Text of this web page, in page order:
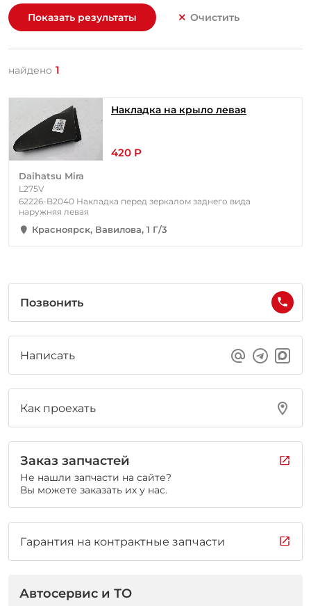
Показать результаты Очистить
найдено 1
Накладка на крыло левая
420 Р
Daihatsu Mira
L275V
62226-B2040 Накладка перед зеркалом заднего вида
наружняя левая
Красноярск, Вавилова, 1 Г/3
Позвонить
Написать
Как проехать
Заказ запчастей
Не нашли запчасти на сайте?
Вы можете заказать их у нас.
Гарантия на контрактные запчасти
Автосервис и ТО